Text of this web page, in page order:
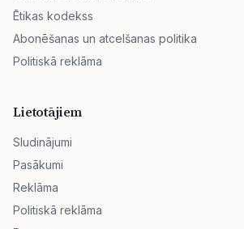
Ētikas kodekss
Abonēšanas un atcelšanas politika
Politiskā reklāma
Lietotājiem
Sludinājumi
Pasākumi
Reklāma
Politiskā reklāma